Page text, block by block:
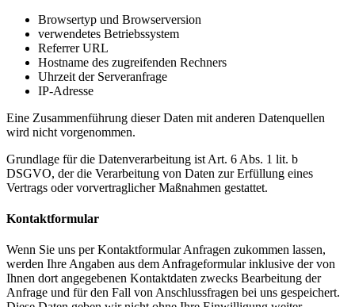
Browsertyp und Browserversion
verwendetes Betriebssystem
Referrer URL
Hostname des zugreifenden Rechners
Uhrzeit der Serveranfrage
IP-Adresse
Eine Zusammenführung dieser Daten mit anderen Datenquellen
wird nicht vorgenommen.
Grundlage für die Datenverarbeitung ist Art. 6 Abs. 1 lit. b
DSGVO, der die Verarbeitung von Daten zur Erfüllung eines
Vertrags oder vorvertraglicher Maßnahmen gestattet.
Kontaktformular
Wenn Sie uns per Kontaktformular Anfragen zukommen lassen,
werden Ihre Angaben aus dem Anfrageformular inklusive der von
Ihnen dort angegebenen Kontaktdaten zwecks Bearbeitung der
Anfrage und für den Fall von Anschlussfragen bei uns gespeichert.